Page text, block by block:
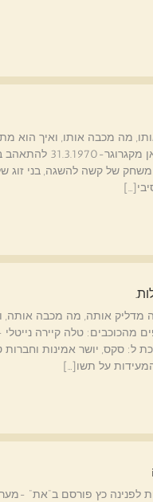
מכבה אותו, ואיך הוא
קובעות דייט קבלו כמה
משחק של קשה להשגה, בני
מדליק אותה, מה מכבה אותה,
מהכוכבים: טלה קיירה
ל: סקס, יושר אמינות וחברות
על תשו[…]